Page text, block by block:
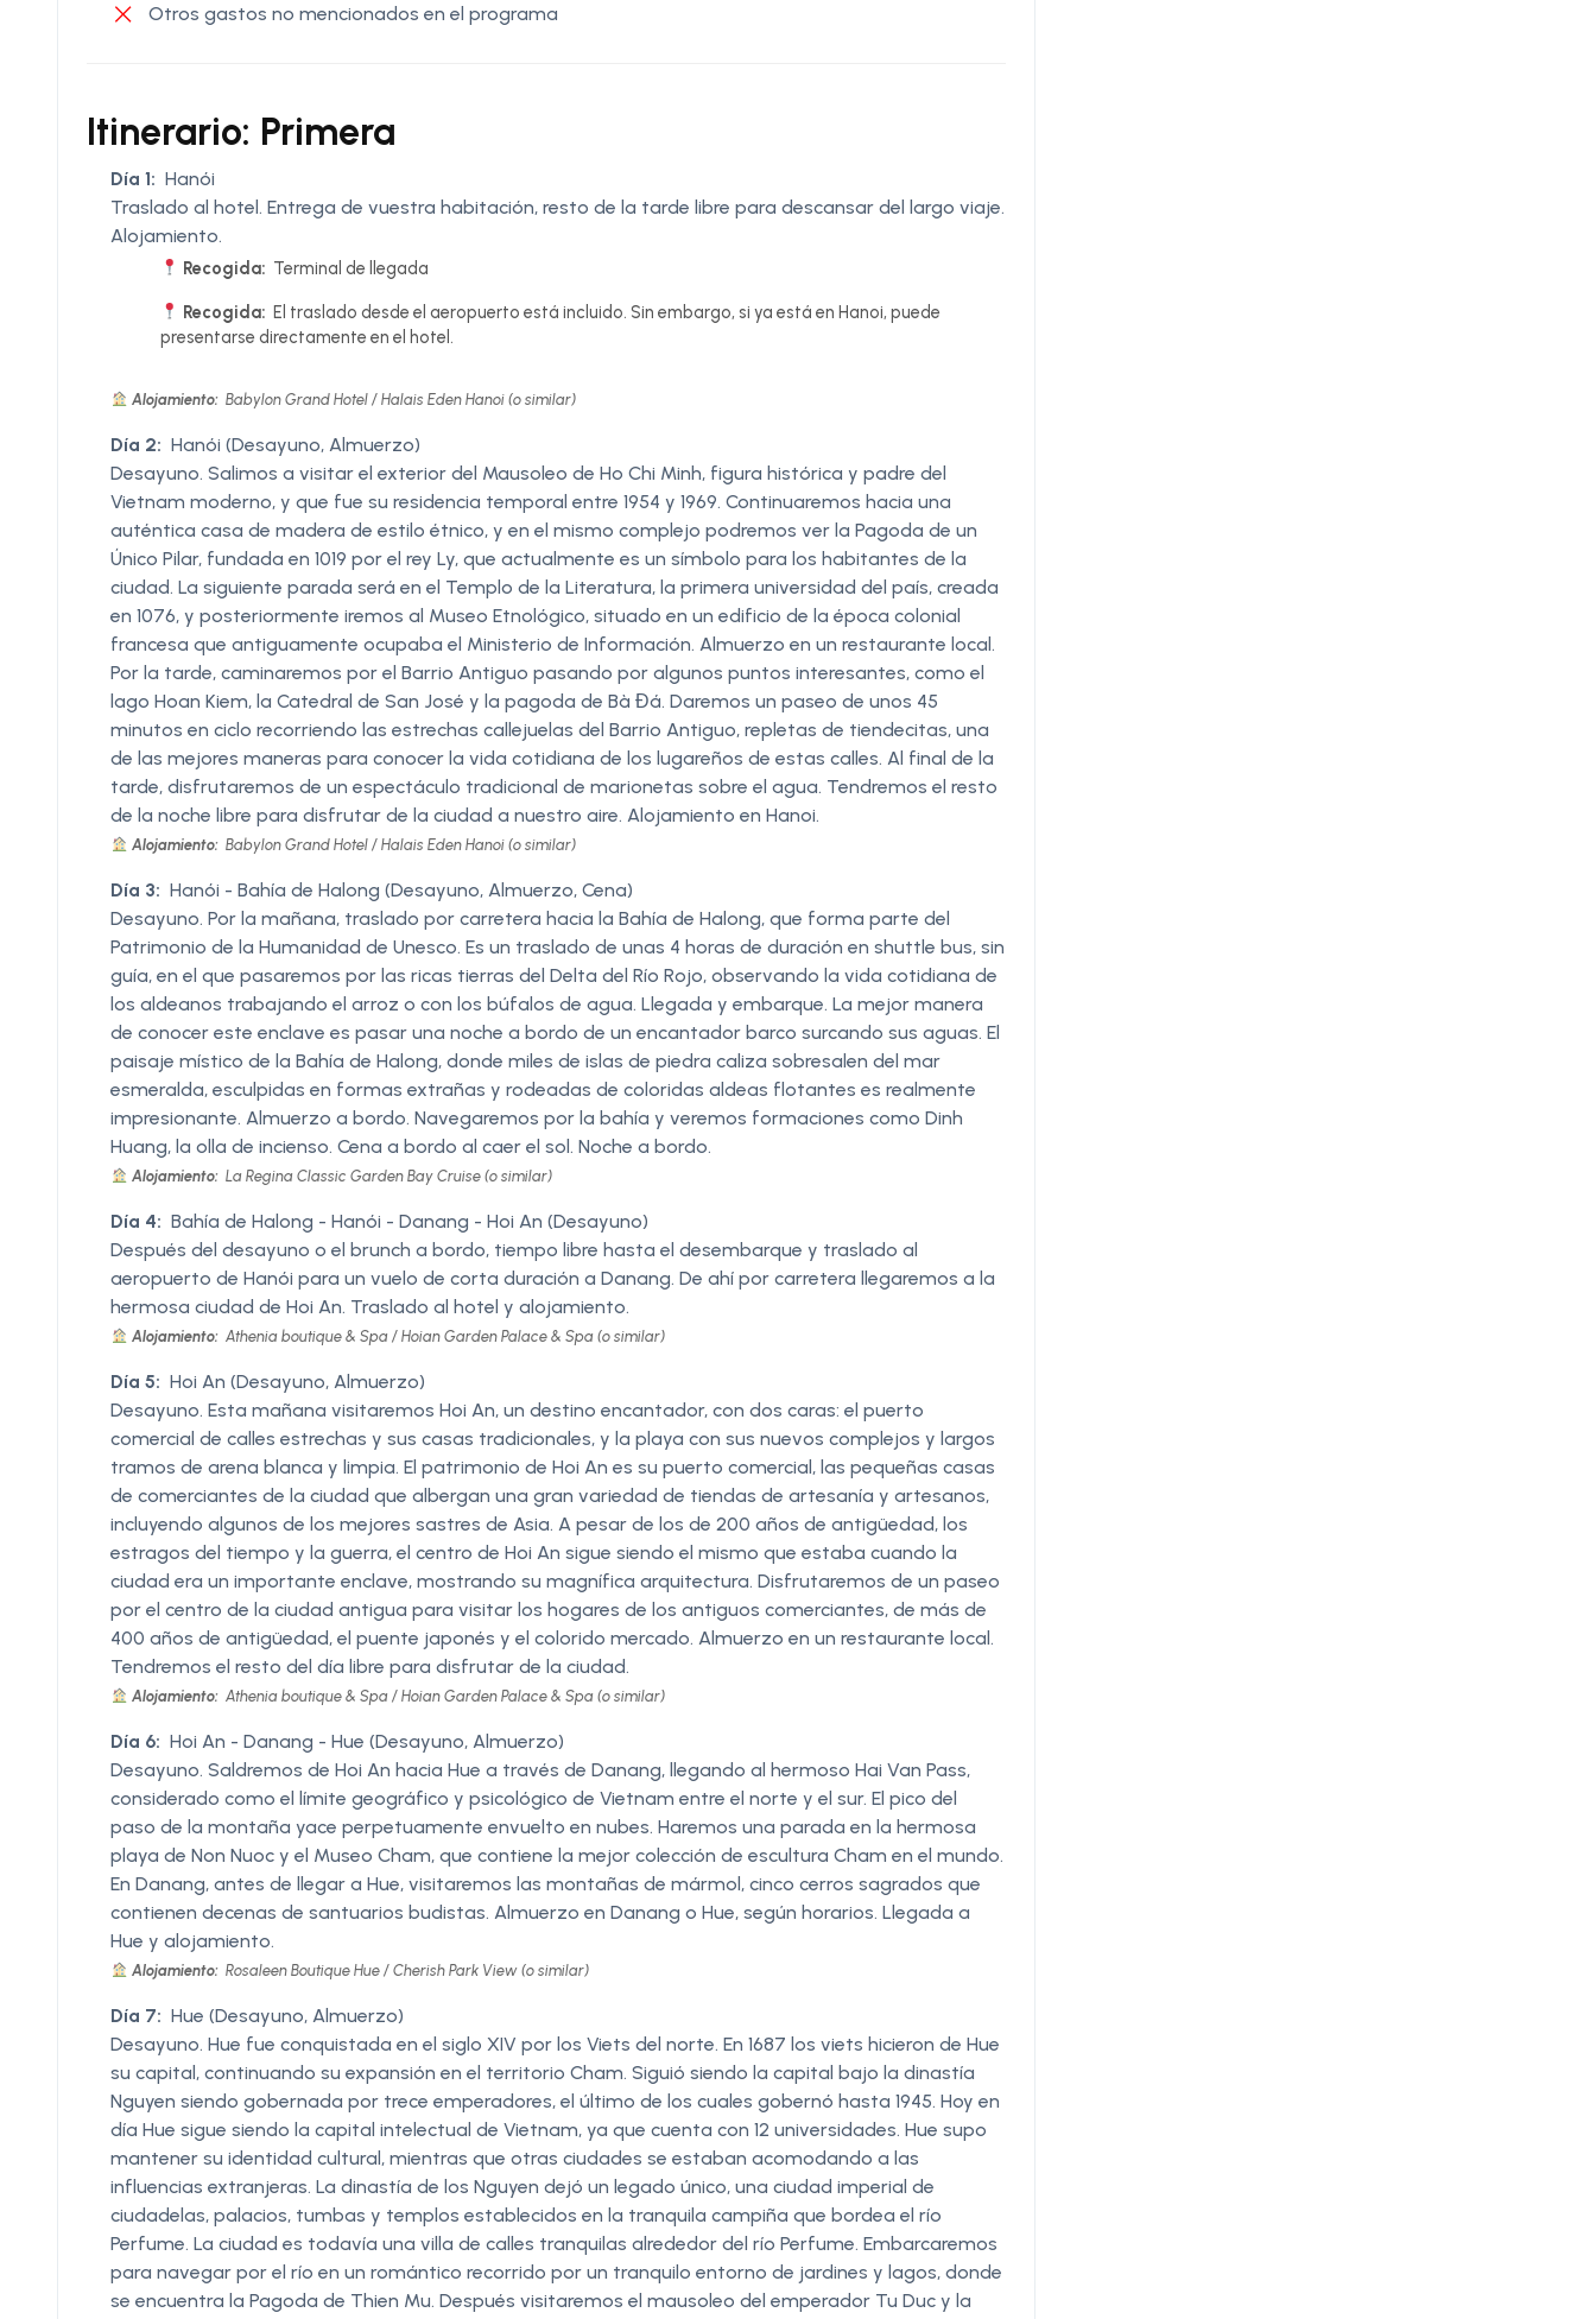
Otros gastos no mencionados en el programa
Itinerario: Primera
Día 1: Hanói
Traslado al hotel. Entrega de vuestra habitación, resto de la tarde libre para descansar del largo viaje.
Alojamiento.
Recogida: Terminal de llegada
Recogida: El traslado desde el aeropuerto está incluido. Sin embargo, si ya está en Hanoi, puede
presentarse directamente en el hotel.
Alojamiento: Babylon Grand Hotel / Halais Eden Hanoi (o similar)
Día 2: Hanói (Desayuno, Almuerzo)
Desayuno. Salimos a visitar el exterior del Mausoleo de Ho Chi Minh, figura histórica y padre del
Vietnam moderno, y que fue su residencia temporal entre 1954 y 1969. Continuaremos hacia una
auténtica casa de madera de estilo étnico, y en el mismo complejo podremos ver la Pagoda de un
Único Pilar, fundada en 1019 por el rey Ly, que actualmente es un símbolo para los habitantes de la
ciudad. La siguiente parada será en el Templo de la Literatura, la primera universidad del país, creada
en 1076, y posteriormente iremos al Museo Etnológico, situado en un edificio de la época colonial
francesa que antiguamente ocupaba el Ministerio de Información. Almuerzo en un restaurante local.
Por la tarde, caminaremos por el Barrio Antiguo pasando por algunos puntos interesantes, como el
lago Hoan Kiem, la Catedral de San José y la pagoda de Bà Đá. Daremos un paseo de unos 45
minutos en ciclo recorriendo las estrechas callejuelas del Barrio Antiguo, repletas de tiendecitas, una
de las mejores maneras para conocer la vida cotidiana de los lugareños de estas calles. Al final de la
tarde, disfrutaremos de un espectáculo tradicional de marionetas sobre el agua. Tendremos el resto
de la noche libre para disfrutar de la ciudad a nuestro aire. Alojamiento en Hanoi.
Alojamiento: Babylon Grand Hotel / Halais Eden Hanoi (o similar)
Día 3: Hanói - Bahía de Halong (Desayuno, Almuerzo, Cena)
Desayuno. Por la mañana, traslado por carretera hacia la Bahía de Halong, que forma parte del
Patrimonio de la Humanidad de Unesco. Es un traslado de unas 4 horas de duración en shuttle bus, sin
guía, en el que pasaremos por las ricas tierras del Delta del Río Rojo, observando la vida cotidiana de
los aldeanos trabajando el arroz o con los búfalos de agua. Llegada y embarque. La mejor manera
de conocer este enclave es pasar una noche a bordo de un encantador barco surcando sus aguas. El
paisaje místico de la Bahía de Halong, donde miles de islas de piedra caliza sobresalen del mar
esmeralda, esculpidas en formas extrañas y rodeadas de coloridas aldeas flotantes es realmente
impresionante. Almuerzo a bordo. Navegaremos por la bahía y veremos formaciones como Dinh
Huang, la olla de incienso. Cena a bordo al caer el sol. Noche a bordo.
Alojamiento: La Regina Classic Garden Bay Cruise (o similar)
Día 4: Bahía de Halong - Hanói - Danang - Hoi An (Desayuno)
Después del desayuno o el brunch a bordo, tiempo libre hasta el desembarque y traslado al
aeropuerto de Hanói para un vuelo de corta duración a Danang. De ahí por carretera llegaremos a la
hermosa ciudad de Hoi An. Traslado al hotel y alojamiento.
Alojamiento: Athenia boutique & Spa / Hoian Garden Palace & Spa (o similar)
Día 5: Hoi An (Desayuno, Almuerzo)
Desayuno. Esta mañana visitaremos Hoi An, un destino encantador, con dos caras: el puerto
comercial de calles estrechas y sus casas tradicionales, y la playa con sus nuevos complejos y largos
tramos de arena blanca y limpia. El patrimonio de Hoi An es su puerto comercial, las pequeñas casas
de comerciantes de la ciudad que albergan una gran variedad de tiendas de artesanía y artesanos,
incluyendo algunos de los mejores sastres de Asia. A pesar de los de 200 años de antigüedad, los
estragos del tiempo y la guerra, el centro de Hoi An sigue siendo el mismo que estaba cuando la
ciudad era un importante enclave, mostrando su magnífica arquitectura. Disfrutaremos de un paseo
por el centro de la ciudad antigua para visitar los hogares de los antiguos comerciantes, de más de
400 años de antigüedad, el puente japonés y el colorido mercado. Almuerzo en un restaurante local.
Tendremos el resto del día libre para disfrutar de la ciudad.
Alojamiento: Athenia boutique & Spa / Hoian Garden Palace & Spa (o similar)
Día 6: Hoi An - Danang - Hue (Desayuno, Almuerzo)
Desayuno. Saldremos de Hoi An hacia Hue a través de Danang, llegando al hermoso Hai Van Pass,
considerado como el límite geográfico y psicológico de Vietnam entre el norte y el sur. El pico del
paso de la montaña yace perpetuamente envuelto en nubes. Haremos una parada en la hermosa
playa de Non Nuoc y el Museo Cham, que contiene la mejor colección de escultura Cham en el mundo.
En Danang, antes de llegar a Hue, visitaremos las montañas de mármol, cinco cerros sagrados que
contienen decenas de santuarios budistas. Almuerzo en Danang o Hue, según horarios. Llegada a
Hue y alojamiento.
Alojamiento: Rosaleen Boutique Hue / Cherish Park View (o similar)
Día 7: Hue (Desayuno, Almuerzo)
Desayuno. Hue fue conquistada en el siglo XIV por los Viets del norte. En 1687 los viets hicieron de Hue
su capital, continuando su expansión en el territorio Cham. Siguió siendo la capital bajo la dinastía
Nguyen siendo gobernada por trece emperadores, el último de los cuales gobernó hasta 1945. Hoy en
día Hue sigue siendo la capital intelectual de Vietnam, ya que cuenta con 12 universidades. Hue supo
mantener su identidad cultural, mientras que otras ciudades se estaban acomodando a las
influencias extranjeras. La dinastía de los Nguyen dejó un legado único, una ciudad imperial de
ciudadelas, palacios, tumbas y templos establecidos en la tranquila campiña que bordea el río
Perfume. La ciudad es todavía una villa de calles tranquilas alrededor del río Perfume. Embarcaremos
para navegar por el río en un romántico recorrido por un tranquilo entorno de jardines y lagos, donde
se encuentra la Pagoda de Thien Mu. Después visitaremos el mausoleo del emperador Tu Duc y la